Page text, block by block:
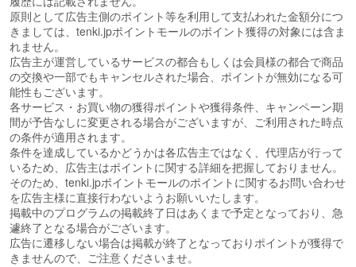
原則として広告主側のポイント等を利用して支払われた金額分につ
きましては、tenki.jpポイントモールのポイント獲得の対象には含ま
れません。
広告主が運営しているサービスの都合もしくは会員様の都合で商品
の交換や一部でもキャンセルされた場合、ポイントが無効になる可
能性もございます。
各サービス・お買い物の獲得ポイントや獲得条件、キャンペーン期
間が予告なしに変更される場合がございますが、ご利用された時点
の条件が適用されます。
条件を達成しているかどうかは各広告主ではなく、代理店が行って
いるため、広告主はポイントに関する詳細を把握しておりません。
そのため、tenki.jpポイントモールのポイントに関するお問い合わせ
を広告主様に直接行わないようお願いいたします。
掲載中のプログラムの掲載終了日はあくまで予定となっており、急
遽終了となる場合がございます。
広告に遷移しない場合は掲載が終了となっておりポイントが獲得で
きませんので、ご注意くださいませ。